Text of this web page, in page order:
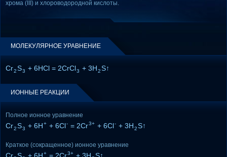
хрома (III) и хлороводородной кислоты.
МОЛЕКУЛЯРНОЕ УРАВНЕНИЕ
Cr2S3 + 6HCl = 2CrCl3 + 3H2S↑
ИОННЫЕ РЕАКЦИИ
Полное ионное уравнение
Cr2S3 + 6H+ + 6Cl- = 2Cr3+ + 6Cl- + 3H2S↑
Краткое (сокращенное) ионное уравнение
+ 3+